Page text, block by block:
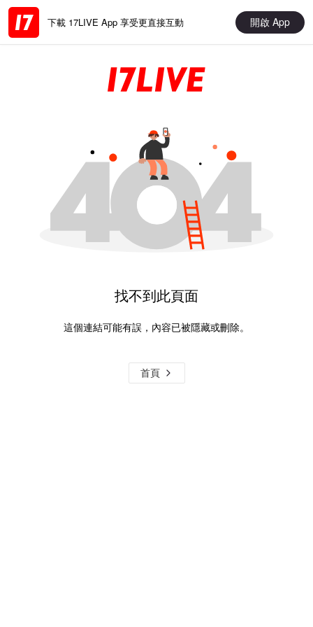
下載 17LIVE App 享受更直接互動 開啟 App
找不到此頁面
這個連結可能有誤，內容已被隱藏或刪除。
首頁